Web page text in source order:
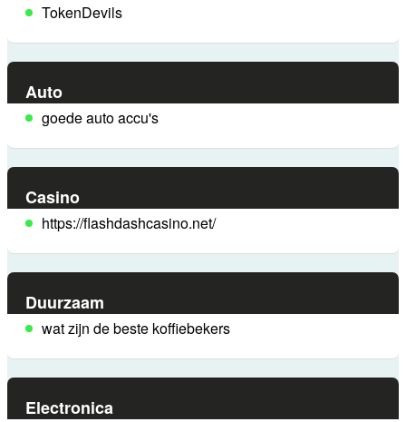
TokenDevils
Auto
goede auto accu's
Casino
https://flashdashcasino.net/
Duurzaam
wat zijn de beste koffiebekers
Electronica